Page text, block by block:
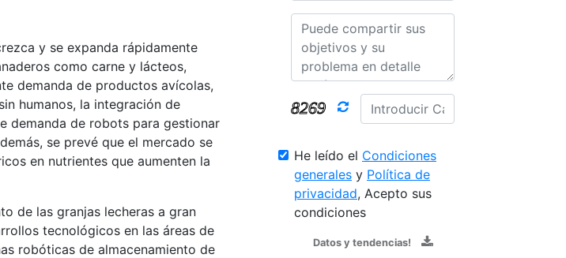
y se expanda rápidamente
como carne y lácteos,
demanda de productos avícolas,
humanos, la integración de
demanda de robots para gestionar
se prevé que el mercado se
en nutrientes que aumenten la
de las granjas lecheras a gran
tecnológicos en las áreas de
robóticas de almacenamiento de
He leído el Condiciones
generales y Política de
privacidad, Acepto sus
condiciones
Datos y tendencias!